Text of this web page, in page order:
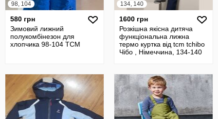
98, 104
580 грн
Зимовий лижний
полукомбінезон для
хлопчика 98-104 TCM
134, 140
1600 грн
Розкішна якісна дитяча
функціональна лижна
термо куртка від tcm tchibo
Чібо , Німеччина, 134-140